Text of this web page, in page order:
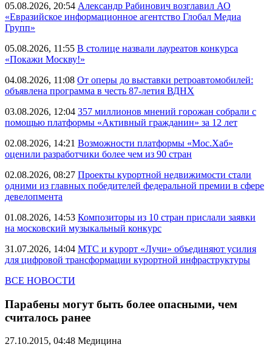
05.08.2026, 20:54 Александр Рабинович возглавил АО
«Евразийское информационное агентство Глобал Медиа
Групп»
05.08.2026, 11:55 В столице назвали лауреатов конкурса
«Покажи Москву!»
04.08.2026, 11:08 От оперы до выставки ретроавтомобилей:
объявлена программа в честь 87-летия ВДНХ
03.08.2026, 12:04 357 миллионов мнений горожан собрали с
помощью платформы «Активный гражданин» за 12 лет
02.08.2026, 14:21 Возможности платформы «Мос.Хаб»
оценили разработчики более чем из 90 стран
02.08.2026, 08:27 Проекты курортной недвижимости стали
одними из главных победителей федеральной премии в сфере
девелопмента
01.08.2026, 14:53 Композиторы из 10 стран прислали заявки
на московский музыкальный конкурс
31.07.2026, 14:04 МТС и курорт «Лучи» объединяют усилия
для цифровой трансформации курортной инфраструктуры
ВСЕ НОВОСТИ
Парабены могут быть более опасными, чем
считалось ранее
27.10.2015, 04:48 Медицина